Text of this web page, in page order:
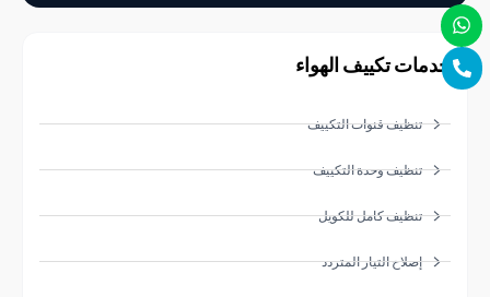
تكييف الهواء
تنظيف قنوات التكييف
تنظيف وحدة التكييف
تنظيف كامل للكويل
إصلاح التيار المتردد